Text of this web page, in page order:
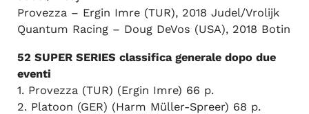
Provezza – Ergin Imre (TUR), 2018 Judel/Vrolijk
Quantum Racing – Doug DeVos (USA), 2018 Botin
52 SUPER SERIES classifica generale dopo due
eventi
1. Provezza (TUR) (Ergin Imre) 66 p.
2. Platoon (GER) (Harm Müller-Spreer) 68 p.